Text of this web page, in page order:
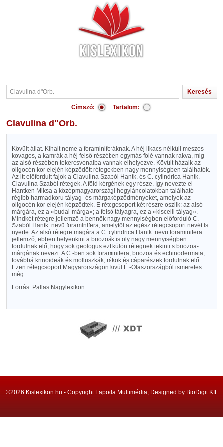
Címszó: Tartalom:
Clavulina d"Orb.
Kövült állat. Kihalt neme a foraminiferáknak. A héj likacs nélküli meszes
kovagos, a kamrák a héj felső részében egymás fölé vannak rakva, mig
az alsó részében tekercsvonalba vannak elhelyezve. Kövült házaik az
oligocén kor elején képződött rétegekben nagy mennyiségben találhatók.
Az itt előfordult fajok a Clavulina Szabói Hantk. és C. cylindrica Hantk.-
Clavulina Szabói rétegek. A föld kérgének egy része. Igy nevezte el
Hantken Miksa a középmagyarországi hegyláncolatokban található
régibb harmadkoru tályag- és márgaképződményeket, amelyek az
oligocén kor elején képződtek. E rétegcsoport két részre oszlik: az alsó
márgára, ez a «budai-márga»; a felső tályagra, ez a «kiscelli tályag».
Mindkét rétegre jellemző a bennök nagy mennyiségben előforduló C.
Szabói Hantk. nevü foraminifera, amelytől az egész rétegcsoport nevét is
nyerte. Az alsó rétegre magára a C. cylindrica Hantk. nevü foraminifera
jellemző, ebben helyenkint a briozoák is oly nagy mennyiségben
fordulnak elő, hogy sok geologus ezt külön rétegnek tekinti s briozoa-
márgának nevezi. A C.-ben sok foraminifera, briozoa és echinodermata,
továbbá krinoideák és molluszkák, rákok és cáparészek fordulnak elő.
Ezen rétegcsoport Magyarországon kivül É.-Olaszországból ismeretes
még.
Forrás: Pallas Nagylexikon
©2026 Kislexikon.hu - Copyright Lapoda Multimédia, Designed by BioDigit Kft.